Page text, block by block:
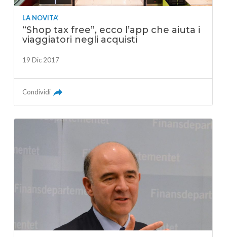
LA NOVITA’
“Shop tax free”, ecco l’app che aiuta i
viaggiatori negli acquisti
19 Dic 2017
Condividi